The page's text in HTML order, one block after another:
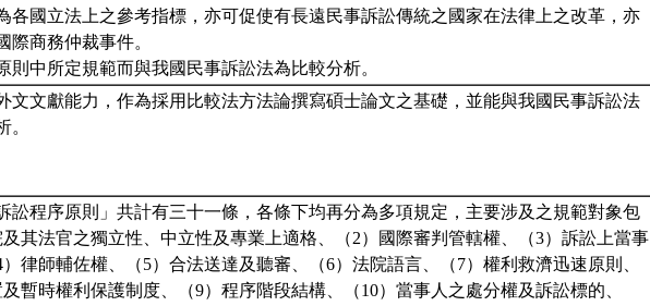
各國立法上之參考指標，亦可促使有長遠民事訴訟傳統之國家在法律上之改革，亦
際商務仲裁事件。
則中所定規範而與我國民事訴訟法為比較分析。
文文獻能力，作為採用比較法方法論撰寫碩士論文之基礎，並能與我國民事訴訟法
。
訟程序原則」共計有三十一條，各條下均再分為多項規定，主要涉及之規範對象包
其法官之獨立性、中立性及專業上適格、（2）國際審判管轄權、（3）訴訟上當事
律師輔佐權、（5）合法送達及聽審、（6）法院語言、（7）權利救濟迅速原則、
及暫時權利保護制度、（9）程序階段結構、（10）當事人之處分權及訴訟標的、